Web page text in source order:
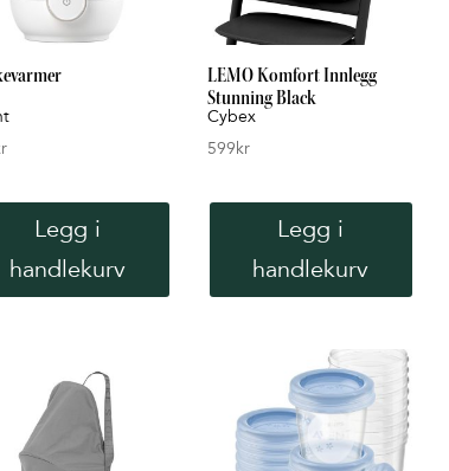
Legg i
handlekurv
LEMO Komfort Innlegg
Stunning Black
Cybex
599kr
Legg i
handlekurv